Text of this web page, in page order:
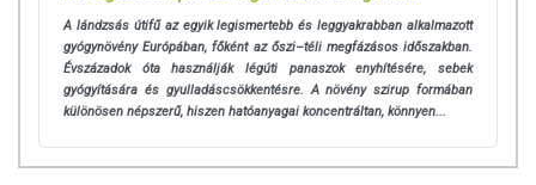
A lándzsás útifű az egyik legismertebb és leggyakrabban alkalmazott
gyógynövény Európában, főként az őszi–téli megfázásos időszakban.
Évszázadok óta használják légúti panaszok enyhítésére, sebek
gyógyítására és gyulladáscsökkentésre. A növény szirup formában
különösen népszerű, hiszen hatóanyagai koncentráltan, könnyen...